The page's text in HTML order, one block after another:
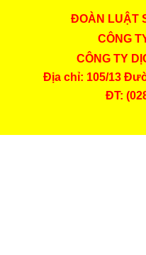
* Cách chọn màu phù hợp theo
* Mức phạt khi chậm nộp báo
ĐOÀN LUẬT
CÔNG
CÔNG TY
Địa chỉ: 105/13
ĐT: